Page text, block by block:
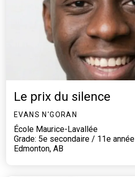
Le prix du silence
EVANS N'GORAN
École Maurice-Lavallée
Grade: 5e secondaire / 11e année
Edmonton, AB